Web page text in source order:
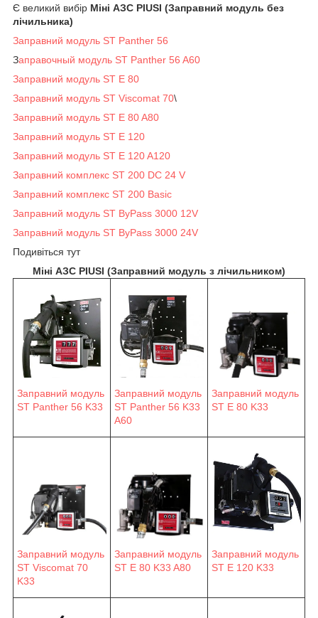
Є великий вибір Міні АЗС PIUSI (Заправний модуль без
лічильника)
Заправний модуль ST Panther 56
Заправочный модуль ST Panther 56 A60
Заправний модуль ST E 80
Заправний модуль ST Viscomat 70\
Заправний модуль ST E 80 A80
Заправний модуль ST E 120
Заправний модуль ST E 120 A120
Заправний комплекс ST 200 DC 24 V
Заправний комплекс ST 200 Basic
Заправний модуль ST ByPass 3000 12V
Заправний модуль ST ByPass 3000 24V
Подивіться тут
Міні АЗС PIUSI (Заправний модуль з лічильником)
Заправний модуль
ST Panther 56 K33
Заправний модуль
ST Panther 56 K33
A60
Заправний модуль
ST E 80 K33
Заправний модуль
ST Viscomat 70
K33
Заправний модуль
ST E 80 K33 A80
Заправний модуль
ST E 120 K33